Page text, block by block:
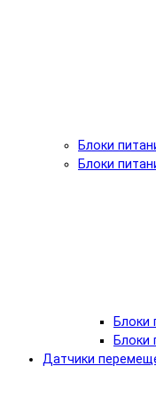
Блоки
Блоки
Блоки
Блоки
Датчики